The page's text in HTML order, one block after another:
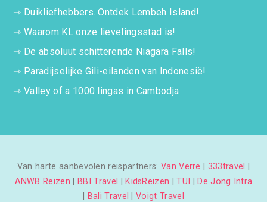
⇾ Duikliefhebbers. Ontdek Lembeh Island!
⇾Waarom KL onze lievelingsstad is!
⇾ De absoluut schitterende Niagara Falls!
⇾ Paradijselijke Gili-eilanden van Indonesië!
⇾Valley of a 1000 lingas in Cambodja
Van harte aanbevolen reispartners: Van Verre 333travel
ANWB Reizen
BBI Travel KidsReizen |TUI
De Jong Intra
Bali Travel |Voigt Travel